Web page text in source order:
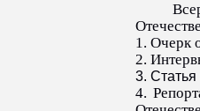
1. Очерк
2.
3.
4.